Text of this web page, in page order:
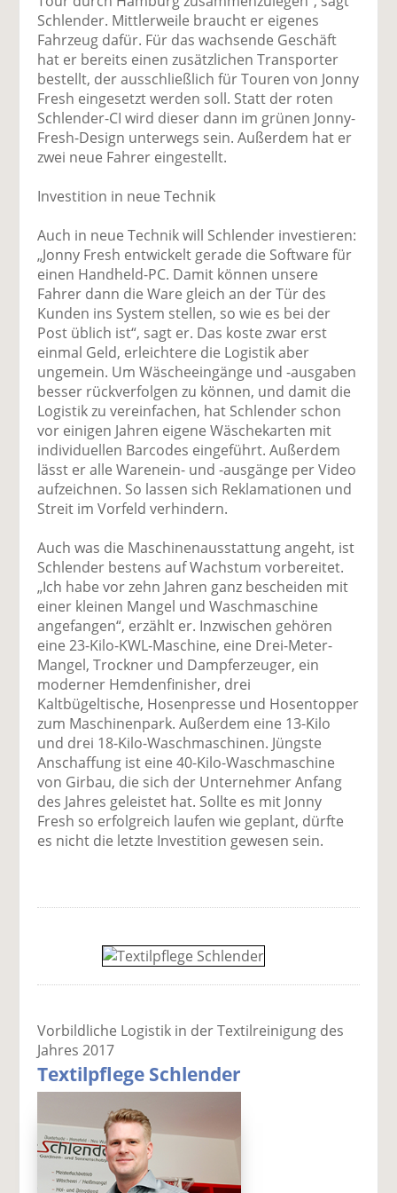
Schlender. Mittlerweile braucht er eigenes
Fahrzeug dafür. Für das wachsende Geschäft
hat er bereits einen zusätzlichen Transporter
bestellt, der ausschließlich für Touren von Jonny
Fresh eingesetzt werden soll. Statt der roten
Schlender-CI wird dieser dann im grünen Jonny-
Fresh-Design unterwegs sein. ­Außerdem hat er
zwei neue Fahrer eingestellt.
Investition in neue Technik
Auch in neue Technik will Schlender investieren:
„Jonny Fresh entwickelt gerade die Software für
einen Handheld-PC. Damit können unsere
Fahrer dann die Ware gleich an der Tür des
Kunden ins System stellen, so wie es bei der
Post üblich ist“, sagt er. Das koste zwar erst
einmal Geld, erleichtere die Logistik aber
ungemein. Um Wäscheeingänge und -ausgaben
besser rückverfolgen zu können, und damit die
Logistik zu vereinfachen, hat Schlender schon
vor einigen Jahren eigene Wäsche­karten mit
individuellen Barcodes eingeführt. Außerdem
lässt er alle Warenein- und -ausgänge per Video
aufzeichnen. So lassen sich Reklamationen und
Streit im Vorfeld verhindern.
Auch was die Maschinenausstattung angeht, ist
Schlender bestens auf Wachstum vorbereitet.
„Ich habe vor zehn Jahren ganz bescheiden mit
einer kleinen Mangel und Waschmaschine
angefangen“, erzählt er. Inzwischen gehören
eine 23-Kilo-KWL-Maschine, eine Drei-Meter-
Mangel, Trockner und Dampferzeuger, ein
moderner Hemdenfinisher, drei
Kaltbügeltische, Hosenpresse und Hosentopper
zum Maschinen­park. Außerdem eine 13-Kilo
und drei 18-Kilo-Waschmaschinen. Jüngste
Anschaffung ist eine 40-Kilo-Waschmaschine
von Girbau, die sich der Unternehmer Anfang
des Jahres geleistet hat. Sollte es mit Jonny
Fresh so erfolgreich laufen wie geplant, dürfte
es nicht die letzte Investition gewesen sein.
Vorbildliche Logistik in der Textilreinigung des
Jahres 2017
Textilpflege Schlender